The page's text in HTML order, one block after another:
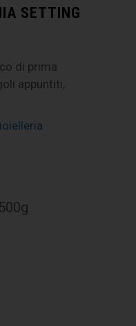
SETTING
di prima
appuntiti,